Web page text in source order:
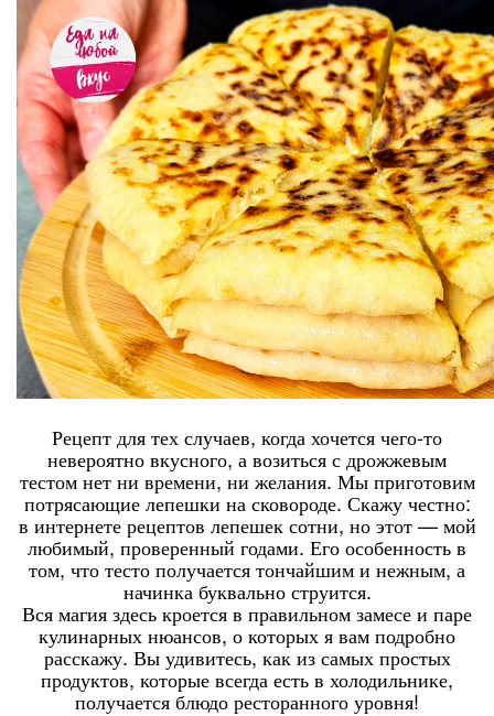
Рецепт для тех случаев, когда хочется чего-то
невероятно вкусного, а возиться с дрожжевым
тестом нет ни времени, ни желания. Мы приготовим
потрясающие лепешки на сковороде. Скажу честно:
в интернете рецептов лепешек сотни, но этот — мой
любимый, проверенный годами. Его особенность в
том, что тесто получается тончайшим и нежным, а
начинка буквально струится.
Вся магия здесь кроется в правильном замесе и паре
кулинарных нюансов, о которых я вам подробно
расскажу. Вы удивитесь, как из самых простых
продуктов, которые всегда есть в холодильнике,
получается блюдо ресторанного уровня!